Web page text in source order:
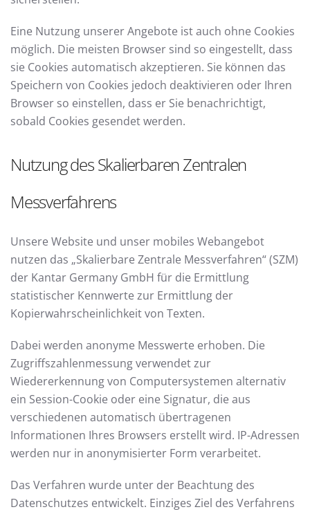
Eine Nutzung unserer Angebote ist auch ohne Cookies
möglich. Die meisten Browser sind so eingestellt, dass
sie Cookies automatisch akzeptieren. Sie können das
Speichern von Cookies jedoch deaktivieren oder Ihren
Browser so einstellen, dass er Sie benachrichtigt,
sobald Cookies gesendet werden.
Nutzung des Skalierbaren Zentralen
Messverfahrens
Unsere Website und unser mobiles Webangebot
nutzen das „Skalierbare Zentrale Messverfahren“ (SZM)
der Kantar Germany GmbH für die Ermittlung
statistischer Kennwerte zur Ermittlung der
Kopierwahrscheinlichkeit von Texten.
Dabei werden anonyme Messwerte erhoben. Die
Zugriffszahlenmessung verwendet zur
Wiedererkennung von Computersystemen alternativ
ein Session-Cookie oder eine Signatur, die aus
verschiedenen automatisch übertragenen
Informationen Ihres Browsers erstellt wird. IP-Adressen
werden nur in anonymisierter Form verarbeitet.
Das Verfahren wurde unter der Beachtung des
Datenschutzes entwickelt. Einziges Ziel des Verfahrens